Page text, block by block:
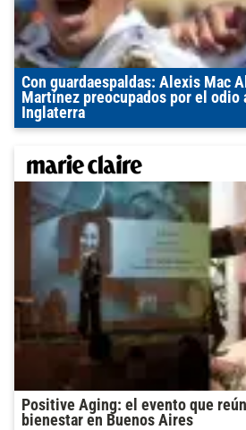
Con guardaespaldas: Alexis Mac
Martínez preocupados por el odio
Inglaterra
Positive Aging: el evento que
bienestar en Buenos Aires